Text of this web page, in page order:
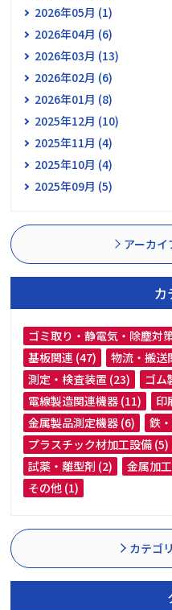
2026年05月 (1)
2026年04月 (6)
2026年03月 (13)
2026年02月 (6)
2026年01月 (8)
2025年12月 (10)
2025年11月 (4)
2025年10月 (4)
2025年09月 (5)
アーカ
カ
ゴミ取り・静電気・除塵対
基板関連 (47)
物流・搬送
測定・検査装置 (23)
ゴム
電線製造関連機器 (11)
印
金属製品測定機器 (6)
鉄
プラスチック材加工設備 (5)
試薬・離型剤 (2)
金属加
その他 (1)
カテゴ